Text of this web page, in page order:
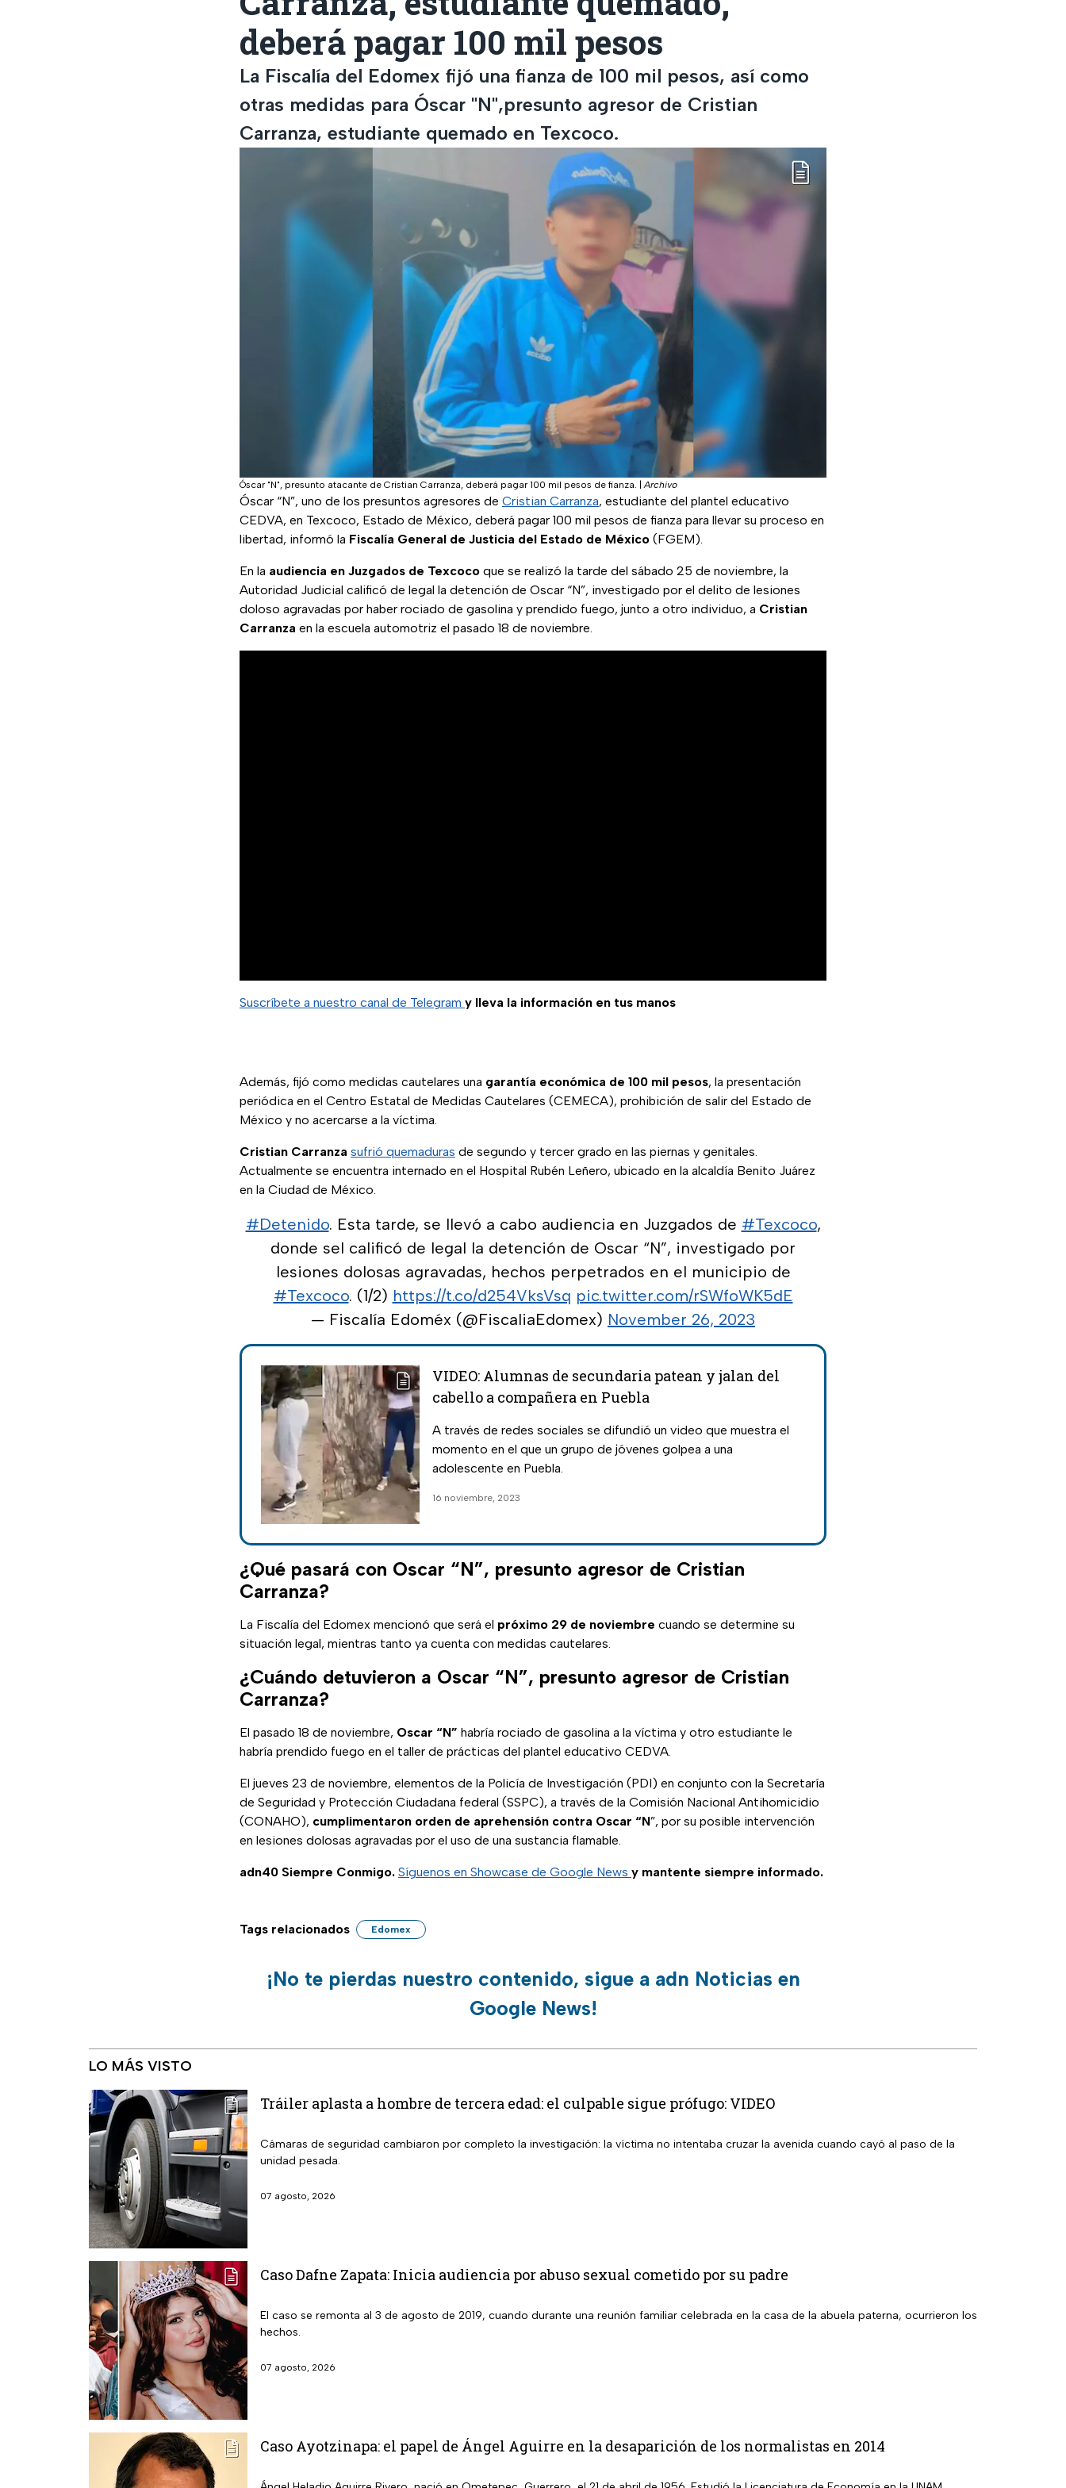
deberá pagar 100 mil pesos
La Fiscalía del Edomex fijó una fianza de 100 mil pesos, así como
otras medidas para Óscar "N",presunto agresor de Cristian
Carranza, estudiante quemado en Texcoco.
Óscar "N", presunto atacante de Cristian Carranza, deberá pagar 100 mil pesos de fianza. |Archivo
Óscar “N”, uno de los presuntos agresores de Cristian Carranza, estudiante del plantel educativo
CEDVA, en Texcoco, Estado de México, deberá pagar 100 mil pesos de fianza para llevar su proceso en
libertad, informó la Fiscalía General de Justicia del Estado de México (FGEM).
En la audiencia en Juzgados de Texcoco que se realizó la tarde del sábado 25 de noviembre, la
Autoridad Judicial calificó de legal la detención de Oscar “N”, investigado por el delito de lesiones
doloso agravadas por haber rociado de gasolina y prendido fuego, junto a otro individuo, a Cristian
Carranza en la escuela automotriz el pasado 18 de noviembre.
Suscríbete a nuestro canal de Telegram y lleva la información en tus manos
Además, fijó como medidas cautelares una garantía económica de 100 mil pesos, la presentación
periódica en el Centro Estatal de Medidas Cautelares (CEMECA), prohibición de salir del Estado de
México y no acercarse a la víctima.
Cristian Carranza sufrió quemaduras de segundo y tercer grado en las piernas y genitales.
Actualmente se encuentra internado en el Hospital Rubén Leñero, ubicado en la alcaldía Benito Juárez
en la Ciudad de México.
#Detenido. Esta tarde, se llevó a cabo audiencia en Juzgados de #Texcoco,
donde sel calificó de legal la detención de Oscar “N”, investigado por
lesiones dolosas agravadas, hechos perpetrados en el municipio de
#Texcoco. (1/2) https://t.co/d254VksVsq pic.twitter.com/rSWfoWK5dE
— Fiscalía Edoméx (@FiscaliaEdomex) November 26, 2023
VIDEO: Alumnas de secundaria patean y jalan del
cabello a compañera en Puebla
A través de redes sociales se difundió un video que muestra el
momento en el que un grupo de jóvenes golpea a una
adolescente en Puebla.
16 noviembre, 2023
¿Qué pasará con Oscar “N”, presunto agresor de Cristian
Carranza?
La Fiscalía del Edomex mencionó que será el próximo 29 de noviembre cuando se determine su
situación legal, mientras tanto ya cuenta con medidas cautelares.
¿Cuándo detuvieron a Oscar “N”, presunto agresor de Cristian
Carranza?
El pasado 18 de noviembre, Oscar “N” habría rociado de gasolina a la víctima y otro estudiante le
habría prendido fuego en el taller de prácticas del plantel educativo CEDVA.
El jueves 23 de noviembre, elementos de la Policía de Investigación (PDI) en conjunto con la Secretaría
de Seguridad y Protección Ciudadana federal (SSPC), a través de la Comisión Nacional Antihomicidio
(CONAHO), cumplimentaron orden de aprehensión contra Oscar “N”, por su posible intervención
en lesiones dolosas agravadas por el uso de una sustancia flamable.
adn40 Siempre Conmigo. Síguenos en Showcase de Google News y mantente siempre informado.
Tags relacionados Edomex
¡No te pierdas nuestro contenido, sigue a adn Noticias en
Google News!
LO MÁS VISTO
Tráiler aplasta a hombre de tercera edad: el culpable sigue prófugo: VIDEO
Cámaras de seguridad cambiaron por completo la investigación: la víctima no intentaba cruzar la avenida cuando cayó al paso de la
unidad pesada.
07 agosto, 2026
Caso Dafne Zapata: Inicia audiencia por abuso sexual cometido por su padre
El caso se remonta al 3 de agosto de 2019, cuando durante una reunión familiar celebrada en la casa de la abuela paterna, ocurrieron los
hechos.
07 agosto, 2026
Caso Ayotzinapa: el papel de Ángel Aguirre en la desaparición de los normalistas en 2014